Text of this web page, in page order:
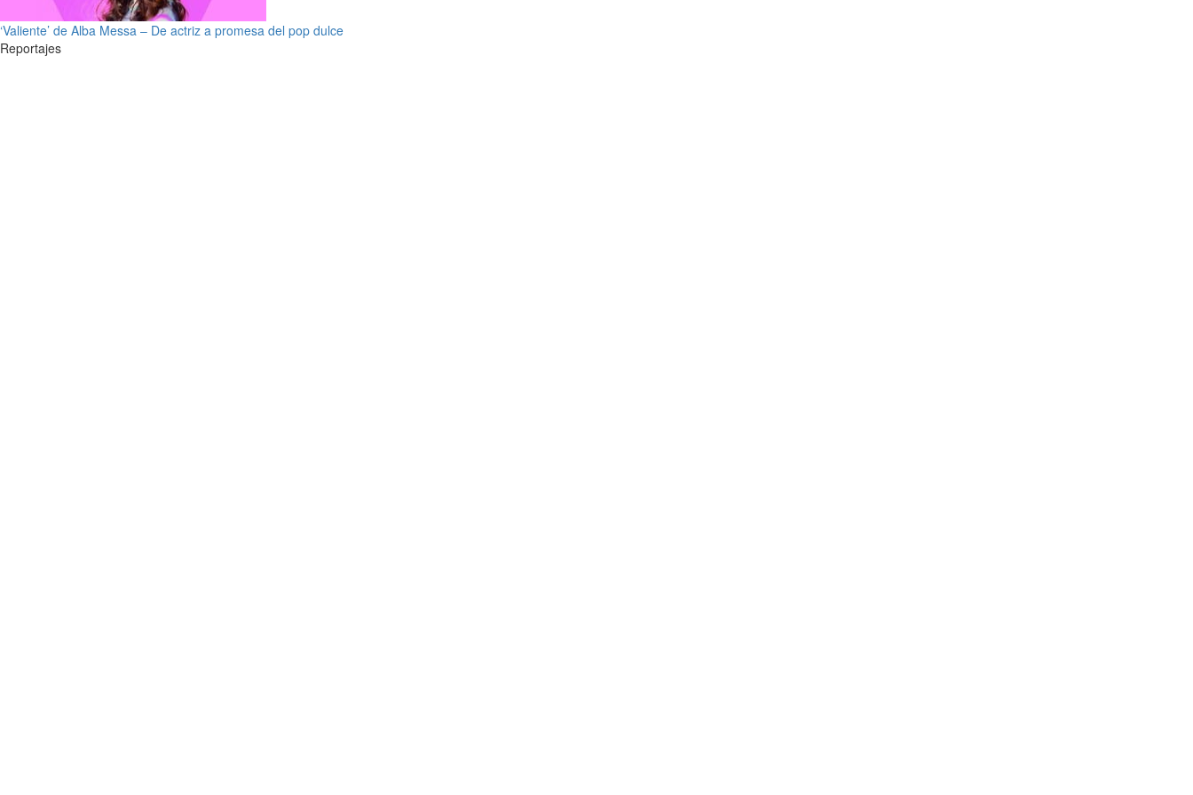
‘Valiente’ de Alba Messa – De actriz a promesa del pop dulce
Reportajes